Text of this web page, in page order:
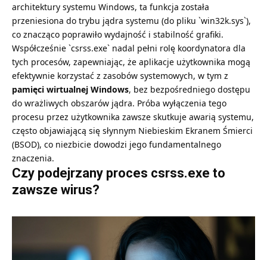
architektury systemu Windows, ta funkcja została
przeniesiona do trybu jądra systemu (do pliku `win32k.sys`),
co znacząco poprawiło wydajność i stabilność grafiki.
Współcześnie `csrss.exe` nadal pełni rolę koordynatora dla
tych procesów, zapewniając, że aplikacje użytkownika mogą
efektywnie korzystać z zasobów systemowych, w tym z
pamięci wirtualnej Windows, bez bezpośredniego dostępu
do wrażliwych obszarów jądra. Próba wyłączenia tego
procesu przez użytkownika zawsze skutkuje awarią systemu,
często objawiającą się słynnym Niebieskim Ekranem Śmierci
(BSOD), co niezbicie dowodzi jego fundamentalnego
znaczenia.
Czy podejrzany proces csrss.exe to
zawsze wirus?